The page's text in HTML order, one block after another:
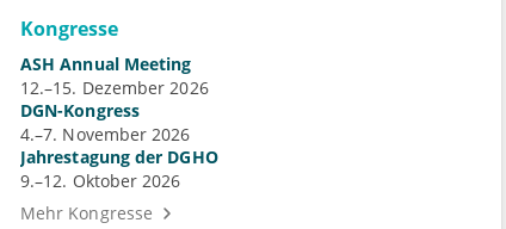
Kongresse
ASH Annual Meeting
12.–15. Dezember 2026
DGN-Kongress
4.–7. November 2026
Jahrestagung der DGHO
9.–12. Oktober 2026
Mehr Kongresse